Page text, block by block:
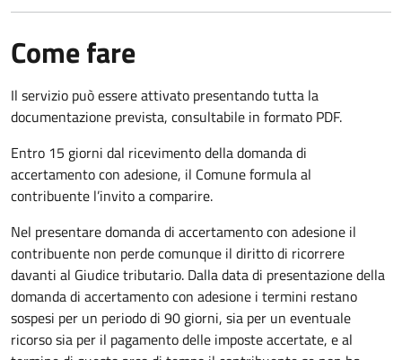
Come fare
Il servizio può essere attivato presentando tutta la
documentazione prevista, consultabile in formato PDF.
Entro 15 giorni dal ricevimento della domanda di
accertamento con adesione, il Comune formula al
contribuente l’invito a comparire.
Nel presentare domanda di accertamento con adesione il
contribuente non perde comunque il diritto di ricorrere
davanti al Giudice tributario. Dalla data di presentazione della
domanda di accertamento con adesione i termini restano
sospesi per un periodo di 90 giorni, sia per un eventuale
ricorso sia per il pagamento delle imposte accertate, e al